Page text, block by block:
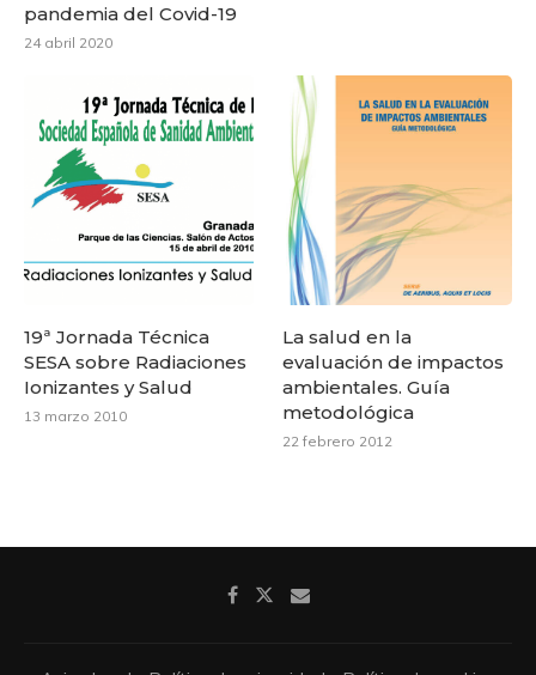
pandemia del Covid-19
24 abril 2020
19ª Jornada Técnica
SESA sobre Radiaciones
Ionizantes y Salud
13 marzo 2010
La salud en la
evaluación de impactos
ambientales. Guía
metodológica
22 febrero 2012